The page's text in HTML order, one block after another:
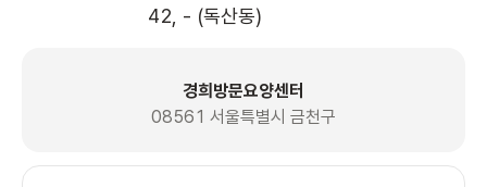
42, - (독산동)
경희방문요양센터
08561 서울특별시 금천구